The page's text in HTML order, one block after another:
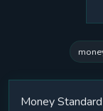
Money